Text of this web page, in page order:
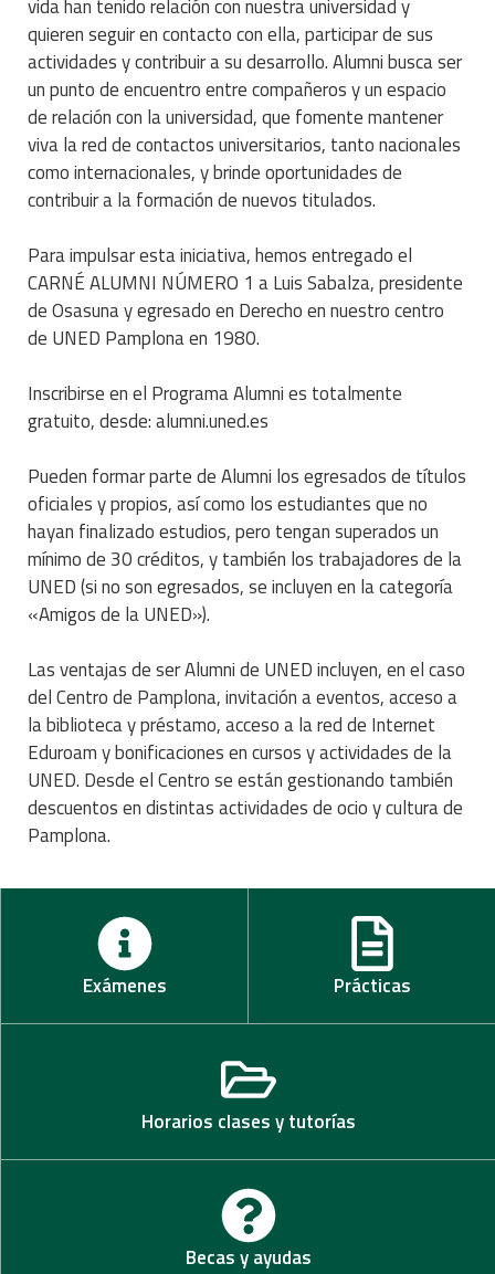
vida han tenido relación con nuestra universidad y
quieren seguir en contacto con ella, participar de sus
actividades y contribuir a su desarrollo. Alumni busca ser
un punto de encuentro entre compañeros y un espacio
de relación con la universidad, que fomente mantener
viva la red de contactos universitarios, tanto nacionales
como internacionales, y brinde oportunidades de
contribuir a la formación de nuevos titulados.
Para impulsar esta iniciativa, hemos entregado el
CARNÉ ALUMNI NÚMERO 1 a Luis Sabalza, presidente
de Osasuna y egresado en Derecho en nuestro centro
de UNED Pamplona en 1980.
Inscribirse en el Programa Alumni es totalmente
gratuito, desde: alumni.uned.es
Pueden formar parte de Alumni los egresados de títulos
oficiales y propios, así como los estudiantes que no
hayan finalizado estudios, pero tengan superados un
mínimo de 30 créditos, y también los trabajadores de la
UNED (si no son egresados, se incluyen en la categoría
«Amigos de la UNED»).
Las ventajas de ser Alumni de UNED incluyen, en el caso
del Centro de Pamplona, invitación a eventos, acceso a
la biblioteca y préstamo, acceso a la red de Internet
Eduroam y bonificaciones en cursos y actividades de la
UNED. Desde el Centro se están gestionando también
descuentos en distintas actividades de ocio y cultura de
Pamplona.
Exámenes Prácticas
Horarios clases y tutorías
Becas y ayudas